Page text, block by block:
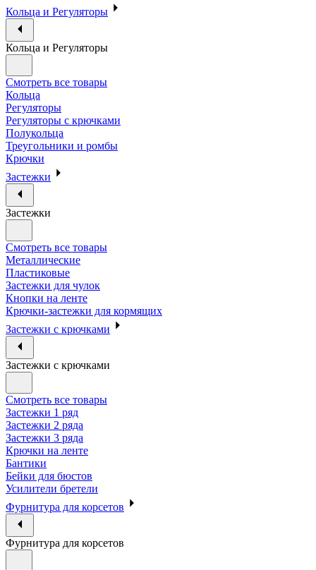
Кольца и Регуляторы
Кольца и Регуляторы
Смотреть все товары
Кольца
Регуляторы
Регуляторы с крючками
Полукольца
Треугольники и ромбы
Крючки
Застежки
Застежки
Смотреть все товары
Металлические
Пластиковые
Застежки для чулок
Кнопки на ленте
Крючки-застежки для кормящих
Застежки с крючками
Застежки с крючками
Смотреть все товары
Застежки 1 ряд
Застежки 2 ряда
Застежки 3 ряда
Крючки на ленте
Бантики
Бейки для бюстов
Усилители бретели
Фурнитура для корсетов
Фурнитура для корсетов